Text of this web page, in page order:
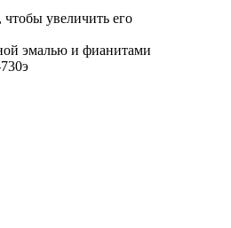
увеличить его
эмалью и фианитами